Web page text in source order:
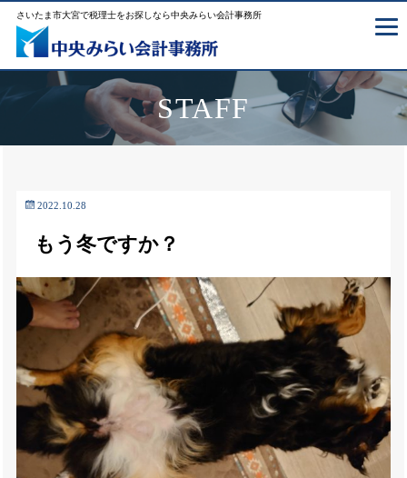
さいたま市大宮で税理士をお探しなら中央みらい会計事務所
STAFF
2022.10.28
もう冬ですか？